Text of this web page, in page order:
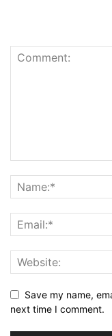
Save my name,
next time I comment.